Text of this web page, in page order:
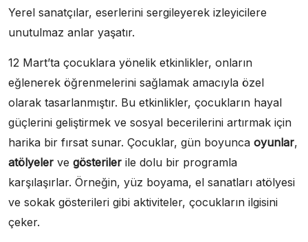
Yerel sanatçılar, eserlerini sergileyerek izleyicilere
unutulmaz anlar yaşatır.
12 Mart’ta çocuklara yönelik etkinlikler, onların
eğlenerek öğrenmelerini sağlamak amacıyla özel
olarak tasarlanmıştır. Bu etkinlikler, çocukların hayal
güçlerini geliştirmek ve sosyal becerilerini artırmak için
harika bir fırsat sunar. Çocuklar, gün boyunca oyunlar,
atölyeler ve gösteriler ile dolu bir programla
karşılaşırlar. Örneğin, yüz boyama, el sanatları atölyesi
ve sokak gösterileri gibi aktiviteler, çocukların ilgisini
çeker.